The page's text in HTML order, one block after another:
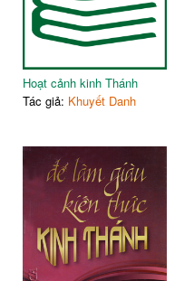
Hoạt cảnh kinh Thánh
Tác giả: Khuyết Danh